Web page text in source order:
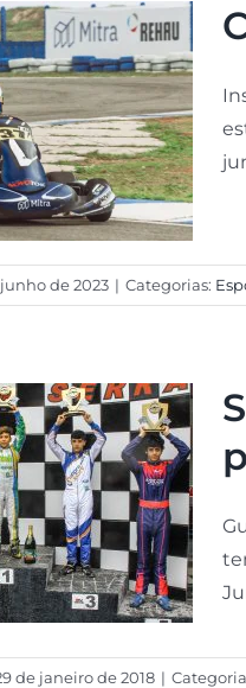
de 2023 | Categorias:
de janeiro de 2018 |